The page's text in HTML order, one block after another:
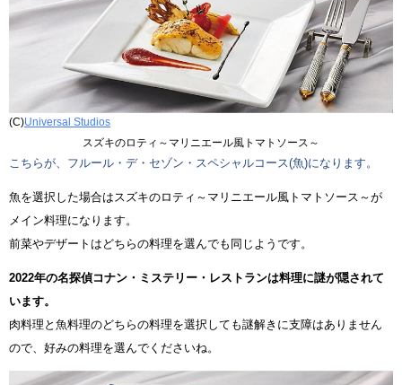
(C)Universal Studios
スズキのロティ～マリニエール風トマトソース～
こちらが、フルール・デ・セゾン・スペシャルコース(魚)になります。
魚を選択した場合はスズキのロティ～マリニエール風トマトソース～が
メイン料理になります。
前菜やデザートはどちらの料理を選んでも同じようです。
2022年の名探偵コナン・ミステリー・レストランは料理に謎が隠されて
います。
肉料理と魚料理のどちらの料理を選択しても謎解きに支障はありません
ので、好みの料理を選んでくださいね。